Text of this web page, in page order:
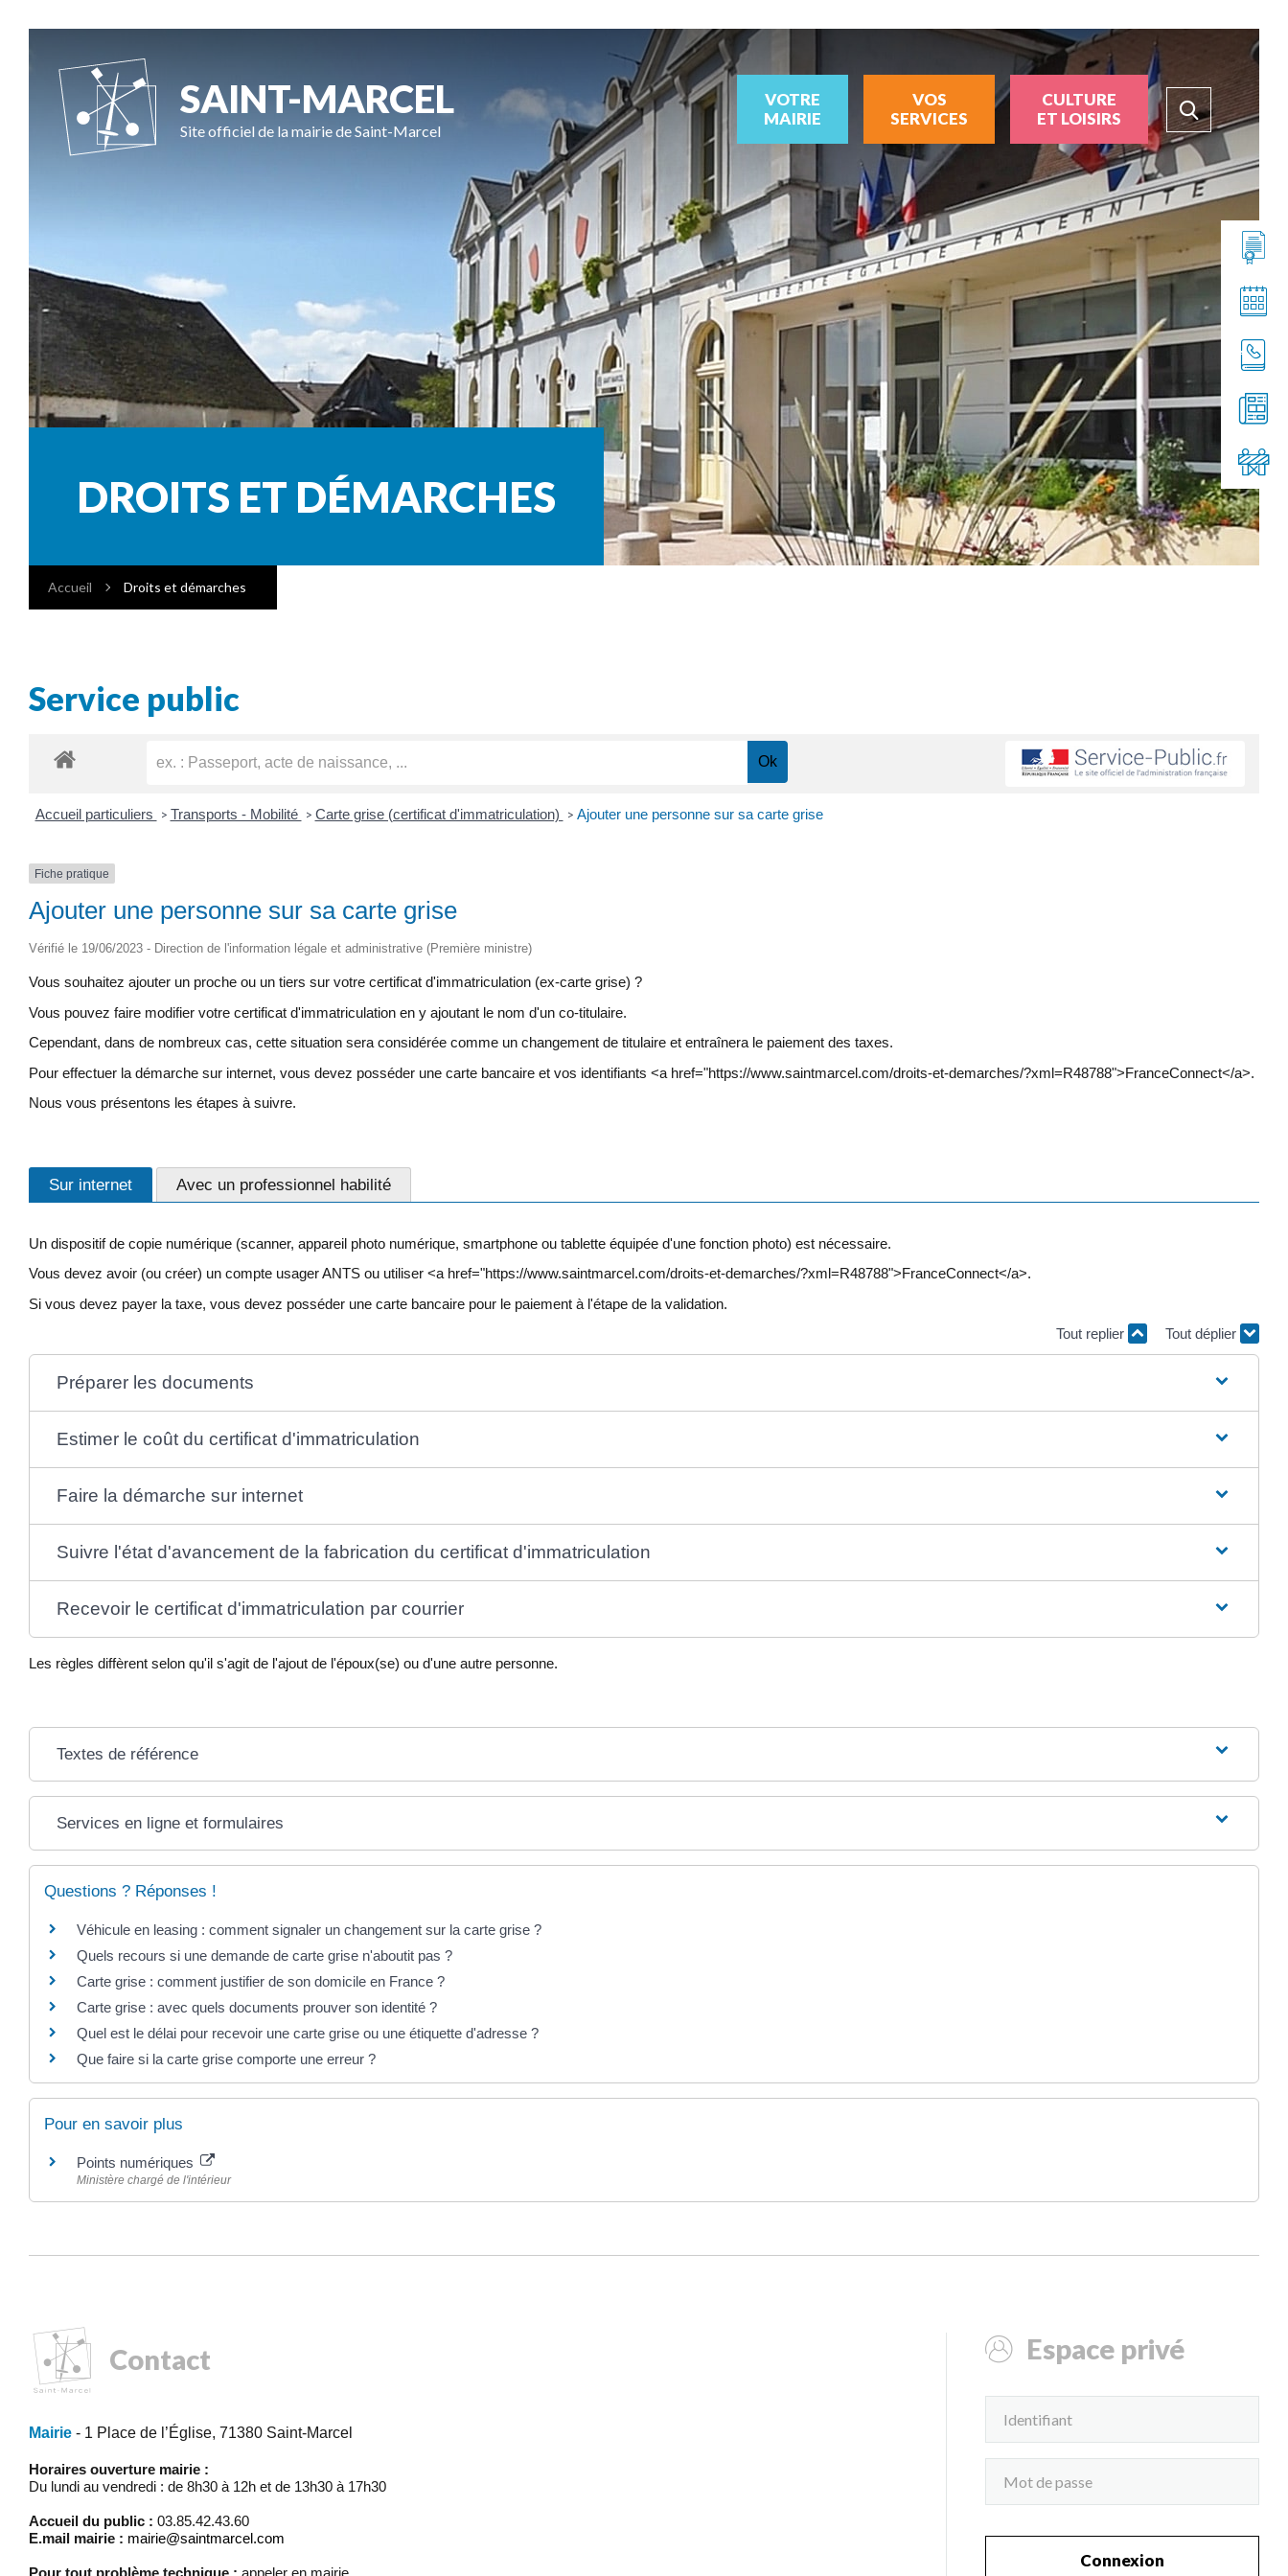
SAINT-MARCEL
Site officiel de la mairie de Saint-Marcel
VOTRE
MAIRIE
VOS
SERVICES
CULTURE
ET LOISIRS
DROITS ET DÉMARCHES
Accueil Droits et démarches
Service public
Accueil particuliers > Transports - Mobilité > Carte grise (certificat d'immatriculation) > Ajouter une personne sur sa carte grise
Fiche pratique
Ajouter une personne sur sa carte grise
Vérifié le 19/06/2023 - Direction de l'information légale et administrative (Première ministre)
Vous souhaitez ajouter un proche ou un tiers sur votre certificat d'immatriculation (ex-carte grise) ?
Vous pouvez faire modifier votre certificat d'immatriculation en y ajoutant le nom d'un co-titulaire.
Cependant, dans de nombreux cas, cette situation sera considérée comme un changement de titulaire et entraînera le paiement des taxes.
Pour effectuer la démarche sur internet, vous devez posséder une carte bancaire et vos identifiants <a href="https://www.saintmarcel.com/droits-et-demarches/?xml=R48788">FranceConnect</a>.
Nous vous présentons les étapes à suivre.
Sur internet Avec un professionnel habilité
Un dispositif de copie numérique (scanner, appareil photo numérique, smartphone ou tablette équipée d'une fonction photo) est nécessaire.
Vous devez avoir (ou créer) un compte usager ANTS ou utiliser <a href="https://www.saintmarcel.com/droits-et-demarches/?xml=R48788">FranceConnect</a>.
Si vous devez payer la taxe, vous devez posséder une carte bancaire pour le paiement à l'étape de la validation.
Tout replier
Tout déplier
Préparer les documents
Estimer le coût du certificat d'immatriculation
Faire la démarche sur internet
Suivre l'état d'avancement de la fabrication du certificat d'immatriculation
Recevoir le certificat d'immatriculation par courrier
Les règles diffèrent selon qu'il s'agit de l'ajout de l'époux(se) ou d'une autre personne.
Textes de référence
Services en ligne et formulaires
Questions ? Réponses !
Véhicule en leasing : comment signaler un changement sur la carte grise ?
Quels recours si une demande de carte grise n'aboutit pas ?
Carte grise : comment justifier de son domicile en France ?
Carte grise : avec quels documents prouver son identité ?
Quel est le délai pour recevoir une carte grise ou une étiquette d'adresse ?
Que faire si la carte grise comporte une erreur ?
Pour en savoir plus
Points numériques
Ministère chargé de l'intérieur
Contact
Mairie - 1 Place de l’Église, 71380 Saint-Marcel
Horaires ouverture mairie :
Du lundi au vendredi : de 8h30 à 12h et de 13h30 à 17h30
Accueil du public : 03.85.42.43.60
E.mail mairie : mairie@saintmarcel.com
Espace privé
Connexion